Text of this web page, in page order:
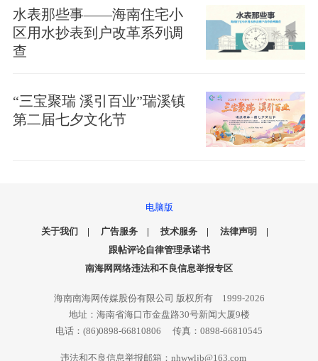
水表那些事——海南住宅小
区用水抄表到户改革系列调
查
“三宝聚瑞 溪引百业”瑞溪镇
第二届七夕文化节
电脑版
关于我们| 广告服务| 技术服务| 法律声明 |
跟帖评论自律管理承诺书
南海网网络违法和不良信息举报专区
海南南海网传媒股份有限公司 版权所有 1999-2026
地址：海南省海口市金盘路30号新闻大厦9楼
电话：(86)0898-66810806 传真：0898-66810545
违法和不良信息举报邮箱：nhwwljb@163.com